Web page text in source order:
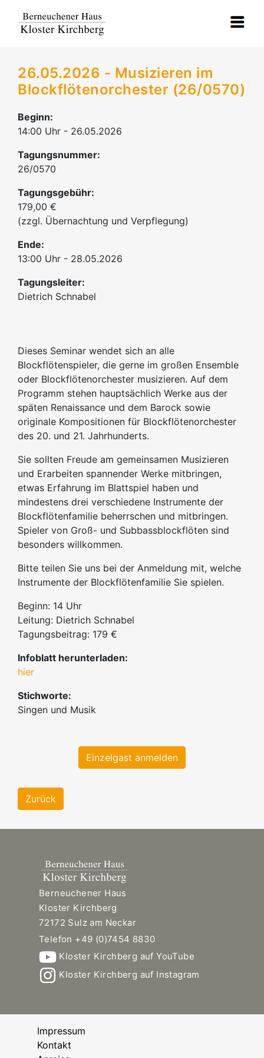
26.05.2026 - Musizieren im
Blockflötenorchester (26/0570)
Beginn:
14:00 Uhr - 26.05.2026
Tagungsnummer:
26/0570
Tagungsgebühr:
179,00 €
(zzgl. Übernachtung und Verpflegung)
Ende:
13:00 Uhr - 28.05.2026
Tagungsleiter:
Dietrich Schnabel
Dieses Seminar wendet sich an alle
Blockflötenspieler, die gerne im großen Ensemble
oder Blockflötenorchester musizieren. Auf dem
Programm stehen hauptsächlich Werke aus der
späten Renaissance und dem Barock sowie
originale Kompositionen für Blockflötenorchester
des 20. und 21. Jahrhunderts.
Sie sollten Freude am gemeinsamen Musizieren
und Erarbeiten spannender Werke mitbringen,
etwas Erfahrung im Blattspiel haben und
mindestens drei verschiedene Instrumente der
Blockflötenfamilie beherrschen und mitbringen.
Spieler von Groß- und Subbassblockflöten sind
besonders willkommen.
Bitte teilen Sie uns bei der Anmeldung mit, welche
Instrumente der Blockflötenfamilie Sie spielen.
Beginn: 14 Uhr
Leitung: Dietrich Schnabel
Tagungsbeitrag: 179 €
Infoblatt herunterladen:
hier
Stichworte:
Singen und Musik
Einzelgast anmelden
Zurück
Berneuchener Haus
Kloster Kirchberg
72172 Sulz am Neckar
Telefon +49 (0)7454 8830
Kloster Kirchberg auf YouTube
Kloster Kirchberg auf Instagram
Impressum
Kontakt